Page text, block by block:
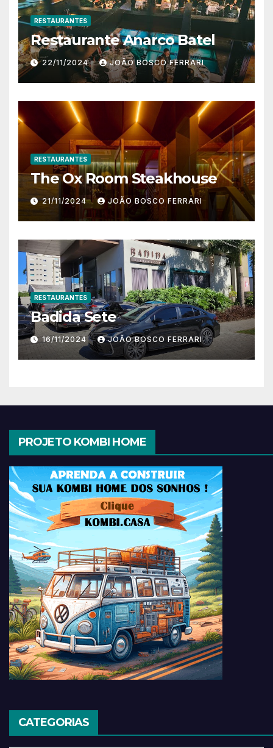
RESTAURANTES
Restaurante Anarco Batel
22/11/2024 JOÃO BOSCO FERRARI
RESTAURANTES
The Ox Room Steakhouse
21/11/2024 JOÃO BOSCO FERRARI
RESTAURANTES
Badida Sete
16/11/2024 JOÃO BOSCO FERRARI
PROJETO KOMBI HOME
CATEGORIAS